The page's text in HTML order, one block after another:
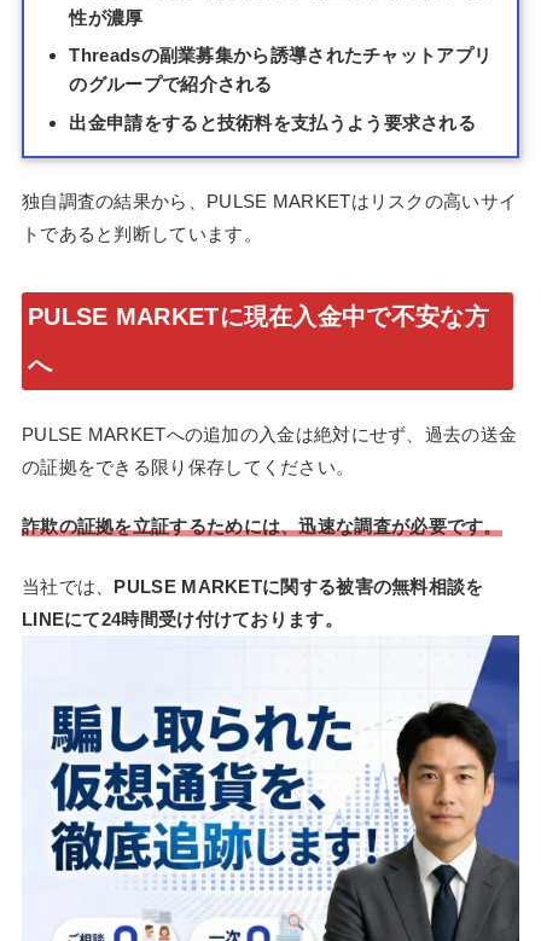
性が濃厚
Threadsの副業募集から誘導されたチャットアプリ
のグループで紹介される
出金申請をすると技術料を支払うよう要求される
独自調査の結果から、PULSE MARKETはリスクの高いサイ
トであると判断しています。
PULSE MARKETに現在入金中で不安な方
へ
PULSE MARKETへの追加の入金は絶対にせず、過去の送金
の証拠をできる限り保存してください。
詐欺の証拠を立証するためには、迅速な調査が必要です。
当社では、 PULSE MARKETに関する被害の無料相談を
LINEにて24時間受け付けております。